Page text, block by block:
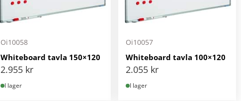
Oi10058
Whiteboard tavla 150×120
2.955 kr
I lager
Oi10057
Whiteboard tavla 100×120
2.055 kr
I lager